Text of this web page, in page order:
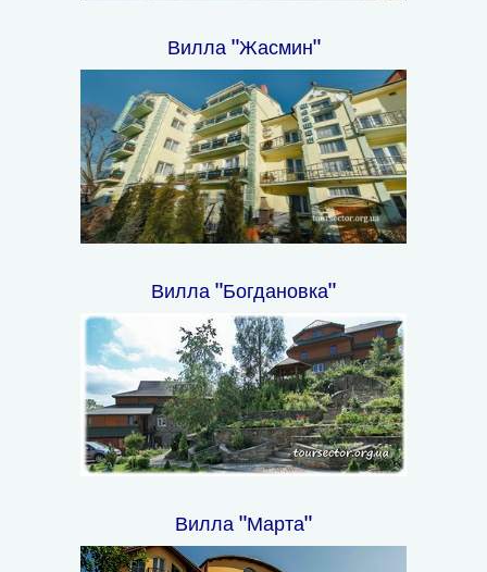
Вилла "Жасмин"
Вилла "Богдановка"
Вилла "Марта"